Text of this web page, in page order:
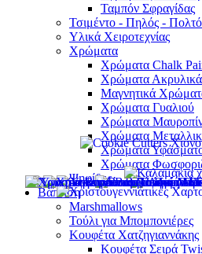
Ταμπόν Σφραγίδας
Τσιμέντο - Πηλός -
Υλικά Χειροτεχνίας
Χρώματα
Χρώματα Chalk
Χρώματα Ακρυλικά
Μαγνητικά
Χρώματα Γυαλιού
Χρώματα
Χρώματα
Χρώματα
Χρώματα
Ψηφίδες
Βάπτιση
Marshmallows
Τούλι για Μπομπονιέρες
Κουφέτα Χατζηγιαννάκης
Κουφέτα Σειρά